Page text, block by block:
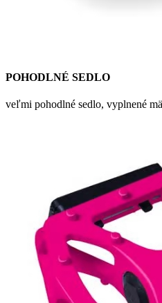
POHODLNÉ SEDLO
veľmi pohodlné sedlo, vyplnené